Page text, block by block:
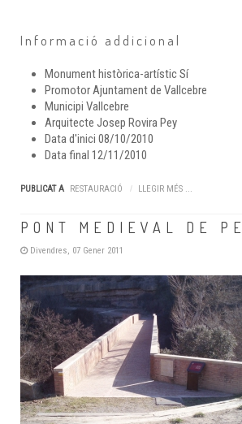
Informació addicional
Monument històrica-artísticSí
PromotorAjuntament de Vallcebre
Municipi Vallcebre
Arquitecte Josep Rovira Pey
Data d'inici 08/10/2010
Data final 12/11/2010
PUBLICAT A RESTAURACIÓ LLEGIR MÉS ...
PONT MEDIEVAL DE
Divendres, 07 Gener 2011